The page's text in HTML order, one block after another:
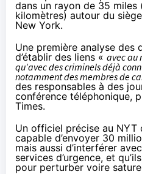
dans un rayon de 35 miles
kilomètres) autour du
New York.
Une première analyse des
d’établir des liens « avec au
qu’avec des criminels déjà
notamment des membres de
des responsables à des
conférence téléphonique,
Times.
Un officiel précise au NYT
capable d’envoyer 30
mais aussi d’interférer
services d’urgence, et
pour perturber voire